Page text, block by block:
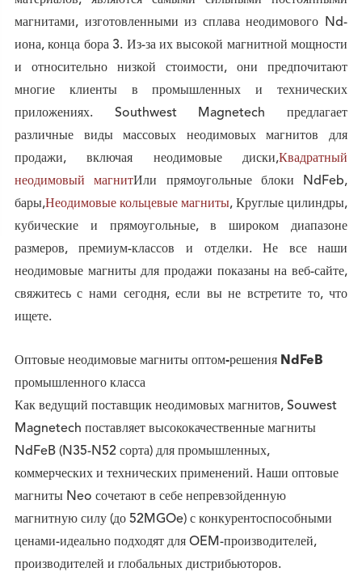
магнитами, изготовленными из сплава неодимового Nd-
иона, конца бора 3. Из-за их высокой магнитной мощности
и относительно низкой стоимости, они предпочитают
многие клиенты в промышленных и технических
приложениях. Southwest Magnetech предлагает
различные виды массовых неодимовых магнитов для
продажи, включая неодимовые диски,Квадратный
неодимовый магнитИли прямоугольные блоки NdFeb,
бары,Неодимовые кольцевые магниты, Круглые цилиндры,
кубические и прямоугольные, в широком диапазоне
размеров, премиум-классов и отделки. Не все наши
неодимовые магниты для продажи показаны на веб-сайте,
свяжитесь с нами сегодня, если вы не встретите то, что
ищете.
Оптовые неодимовые магниты оптом-решения NdFeB
промышленного класса
Как ведущий поставщик неодимовых магнитов, Souwest
Magnetech поставляет высококачественные магниты
NdFeB (N35-N52 сорта) для промышленных,
коммерческих и технических применений. Наши оптовые
магниты Neo сочетают в себе непревзойденную
магнитную силу (до 52MGOe) с конкурентоспособными
ценами-идеально подходят для OEM-производителей,
производителей и глобальных дистрибьюторов.